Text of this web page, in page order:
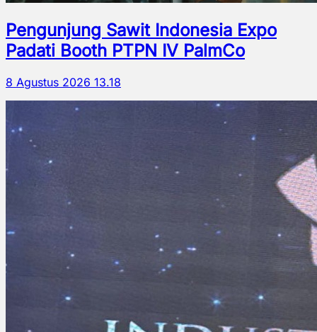
Pengunjung Sawit Indonesia Expo
Padati Booth PTPN IV PalmCo
8 Agustus 2026 13.18